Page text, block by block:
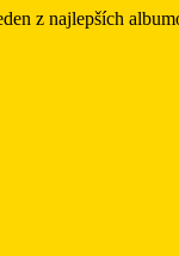
z najlepších